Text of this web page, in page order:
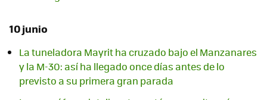
10 junio
La tuneladora Mayrit ha cruzado bajo el Manzanares
y la M-30: así ha llegado once días antes de lo
previsto a su primera gran parada